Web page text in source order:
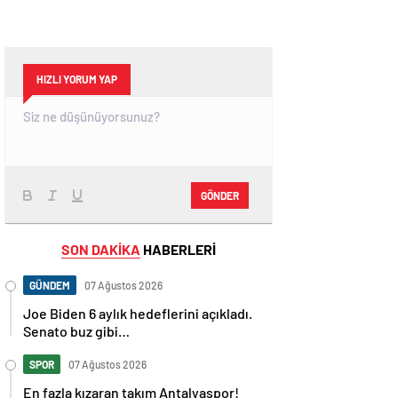
HIZLI YORUM YAP
GÖNDER
SON DAKİKA HABERLERİ
GÜNDEM 07 Ağustos 2026
Joe Biden 6 aylık hedeflerini açıkladı.
Senato buz gibi…
SPOR 07 Ağustos 2026
En fazla kızaran takım Antalyaspor!